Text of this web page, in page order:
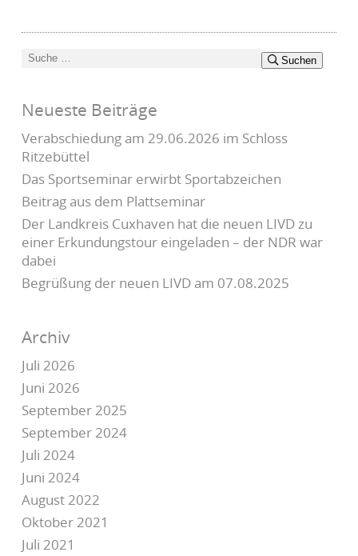
Suchen
Suchen
Neueste Beiträge
Verabschiedung am 29.06.2026 im Schloss
Ritzebüttel
Das Sportseminar erwirbt Sportabzeichen
Beitrag aus dem Plattseminar
Der Landkreis Cuxhaven hat die neuen LIVD zu
einer Erkundungstour eingeladen – der NDR war
dabei
Begrüßung der neuen LIVD am 07.08.2025
Archiv
Juli 2026
Juni 2026
September 2025
September 2024
Juli 2024
Juni 2024
August 2022
Oktober 2021
Juli 2021